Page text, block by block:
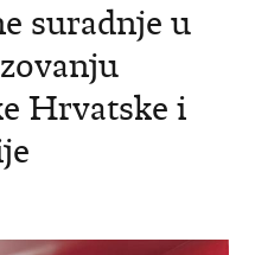
suradnje u
Hrvatske i